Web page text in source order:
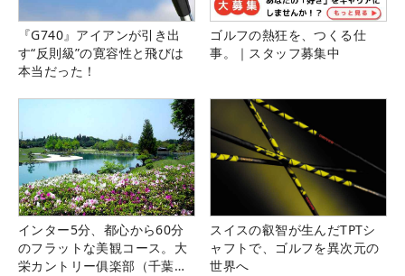
『G740』アイアンが引き出
す“反則級”の寛容性と飛びは
本当だった！
ゴルフの熱狂を、つくる仕
事。｜スタッフ募集中
インター5分、都心から60分
のフラットな美観コース。大
栄カントリー俱楽部（千葉
スイスの叡智が生んだTPTシ
ャフトで、ゴルフを異次元の
世界へ